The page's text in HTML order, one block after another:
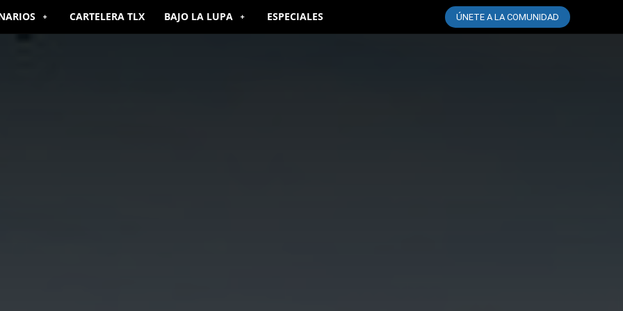
CARTELERA TLX BAJO LA LUPA ESPECIALES ÚNETE A LA COMUNIDAD